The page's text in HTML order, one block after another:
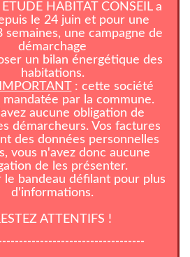
HABITAT CONSEIL a
le 24 juin et pour une
semaines, une campagne de
démarchage
un bilan énergétique des
habitations.
: cette société
mandatée par la commune.
aucune obligation de
démarcheurs. Vos factures
des données personnelles
vous n'avez donc aucune
de les présenter.
le bandeau défilant pour plus
d'informations.
ATTENTIFS !